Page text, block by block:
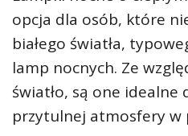
opcja dla osób, które
białego światła,
lamp nocnych. Ze
światło, są one
przytulnej atmosfery w